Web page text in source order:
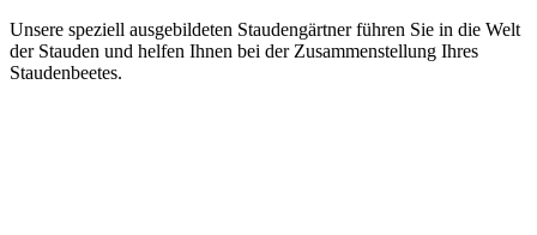
Unsere speziell ausgebildeten Staudengärtner führen Sie in die Welt
der Stauden und helfen Ihnen bei der Zusammenstellung Ihres
Staudenbeetes.